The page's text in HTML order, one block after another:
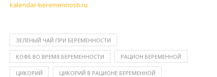
kalendar-beremennosti.ru
ЗЕЛЕНЫЙ ЧАЙ ПРИ БЕРЕМЕННОСТИ
КОФЕ ВО ВРЕМЯ БЕРЕМЕННОСТИ РАЦИОН БЕРЕМЕННОЙ
ЦИКОРИЙ ЦИКОРИЙ В РАЦИОНЕ БЕРЕМЕННОЙ